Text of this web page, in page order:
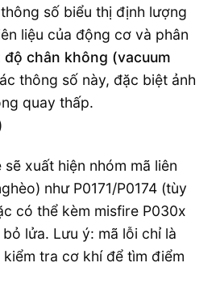
số biểu thị định lượng
liệu của động cơ và phân
độ chân không (vacuum
thông số này, đặc biệt ảnh
quay thấp.
xuất hiện nhóm mã liên
như P0171/P0174 (tùy
có thể kèm misfire P030x
lửa. Lưu ý: mã lỗi chỉ là
kiểm tra cơ khí để tìm điểm